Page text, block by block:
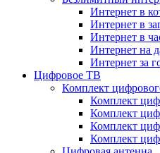
Интернет в
Интернет в
Интернет в
Интернет на
Интернет за
Цифровое ТВ
Комплект
Комплект
Комплект
Комплект
Комплект